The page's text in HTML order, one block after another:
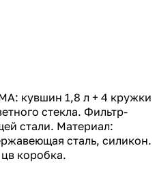
кувшин 1,8 л + 4 кружки
стекла. Фильтр-
стали. Материал:
сталь, силикон.
коробка.